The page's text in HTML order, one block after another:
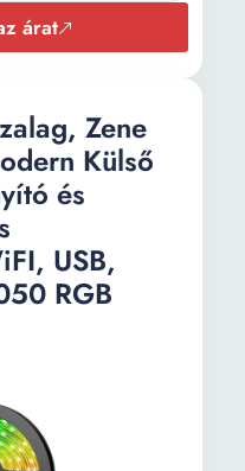
utasítás Hálózati
router
b/g/n/ac/ax
árat
Zene
Külső
és
USB,
RGB